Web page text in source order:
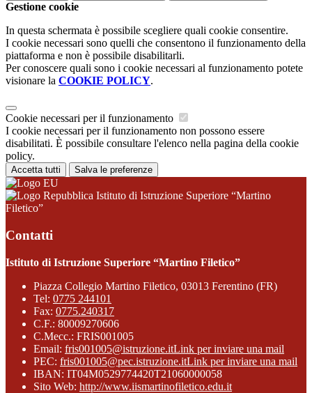
Gestione cookie
In questa schermata è possibile scegliere quali cookie consentire.
I cookie necessari sono quelli che consentono il funzionamento della
piattaforma e non è possibile disabilitarli.
Per conoscere quali sono i cookie necessari al funzionamento potete
visionare la COOKIE POLICY.
Cookie necessari per il funzionamento
I cookie necessari per il funzionamento non possono essere
disabilitati. È possibile consultare l'elenco nella pagina della cookie
policy.
Accetta tutti Salva le preferenze
Istituto di Istruzione Superiore “Martino
Filetico”
Contatti
Istituto di Istruzione Superiore “Martino Filetico”
Piazza Collegio Martino Filetico, 03013 Ferentino (FR)
Tel: 0775 244101
Fax: 0775.240317
C.F.: 80009270606
C.Mecc.: FRIS001005
Email: fris001005@istruzione.itLink per inviare una mail
PEC: fris001005@pec.istruzione.itLink per inviare una mail
IBAN: IT04M0529774420T21060000058
Sito Web: http://www.iismartinofiletico.edu.it